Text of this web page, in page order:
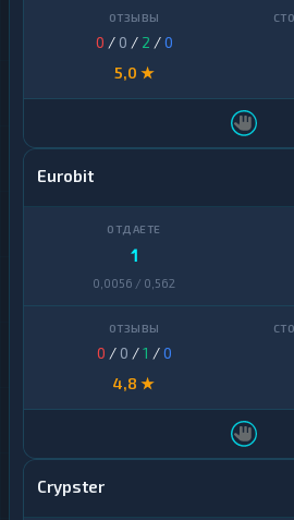
0 / 0 / 2 /0
5,0 ★
Eurobit
1
0,0056 / 0,562
0 / 0 /1 /0
4,8 ★
Crypster